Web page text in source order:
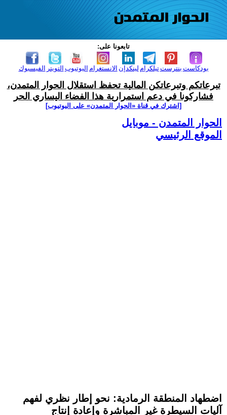
تابعونا على:
الفيسبوك التويتر اليوتيوب الانستغرام لينكدإن تيلكرامبنترست بودكاست
تبرعاتكم وتبرعاتكن المالية تحفظ استقلال الحوار المتمدن،
فشاركونا في دعم استمرارية هذا الفضاء اليساري الحر
[اشترك في قناة ‫«الحوار المتمدن» على اليوتيوب]
الحوار المتمدن - موبايل
الموقع الرئيسي
اضطهاد المنطقة الرمادية: نحو إطار نظري لفهم
آليات السيطرة غير المباشرة وإعادة إنتاج